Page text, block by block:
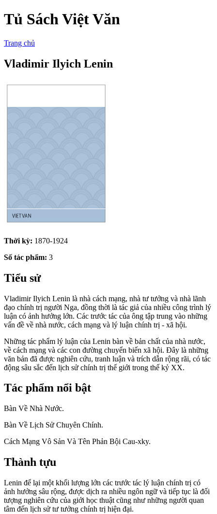
Tủ Sách Việt Văn
Trang chủ
Vladimir Ilyich Lenin
Thời kỳ: 1870-1924
Số tác phẩm: 3
Tiểu sử
Vladimir Ilyich Lenin là nhà cách mạng, nhà tư tưởng và nhà lãnh
đạo chính trị người Nga, đồng thời là tác giả của nhiều công trình lý
luận có ảnh hưởng lớn. Các trước tác của ông tập trung vào những
vấn đề về nhà nước, cách mạng và lý luận chính trị - xã hội.
Những tác phẩm lý luận của Lenin bàn về bản chất của nhà nước,
về cách mạng và các con đường chuyển biến xã hội. Đây là những
văn bản đã được nghiên cứu, tranh luận và trích dẫn rộng rãi, có tác
động sâu sắc đến lịch sử chính trị thế giới trong thế kỷ XX.
Tác phẩm nổi bật
Bàn Về Nhà Nước.
Bàn Về Lịch Sử Chuyên Chính.
Cách Mạng Vô Sản Và Tên Phản Bội Cau-xky.
Thành tựu
Lenin để lại một khối lượng lớn các trước tác lý luận chính trị có
ảnh hưởng sâu rộng, được dịch ra nhiều ngôn ngữ và tiếp tục là đối
tượng nghiên cứu của giới học thuật cũng như những người quan
tâm đến lịch sử tư tưởng chính trị hiện đại.